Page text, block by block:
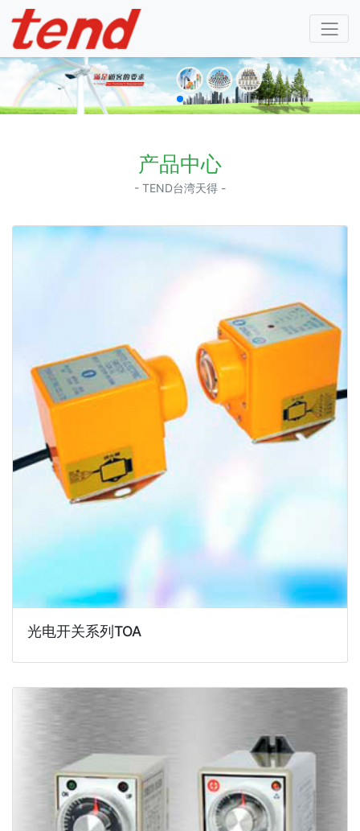
产品中心
- TEND台湾天得 -
光电开关系列TOA